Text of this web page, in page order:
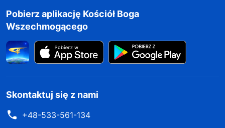
Pobierz aplikację Kościół Boga
Wszechmogącego
Skontaktuj się z nami
+48-533-561-134